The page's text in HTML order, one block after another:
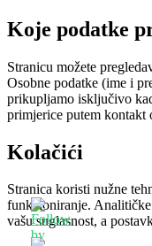
Koje podatke
Stranicu možete
Osobne podatke (ime i
prikupljamo isključivo
primjerice putem kontakt
Kolačići
Stranica koristi nužne
funkcioniranje.
vašu suglasnost, a